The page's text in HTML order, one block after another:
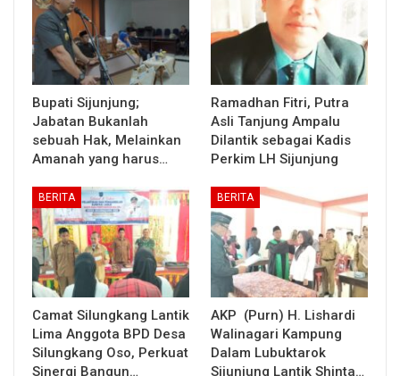
Bupati Sijunjung;
Jabatan Bukanlah
sebuah Hak, Melainkan
Amanah yang harus…
Ramadhan Fitri, Putra
Asli Tanjung Ampalu
Dilantik sebagai Kadis
Perkim LH Sijunjung
BERITA
Camat Silungkang Lantik
Lima Anggota BPD Desa
Silungkang Oso, Perkuat
Sinergi Bangun…
BERITA
AKP (Purn) H. Lishardi
Walinagari Kampung
Dalam Lubuktarok
Sijunjung Lantik Shinta…